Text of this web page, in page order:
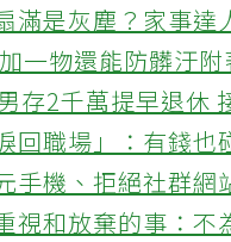
滿是灰塵？家事達
一物還能防髒汙附
存2千萬提早退休
回職場」：有錢也
手機、拒絕社群網
視和放棄的事：不